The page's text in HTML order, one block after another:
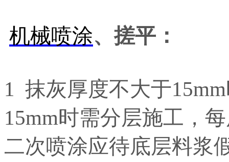
机械喷涂、搓平：
1 抹灰厚度不大于
15mm时需分层施工，
二次喷涂应待底层料浆